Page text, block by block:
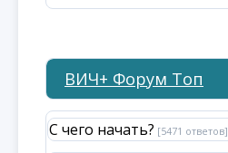
ВИЧ+ Форум Топ
С чего начать? [5471 ответов]